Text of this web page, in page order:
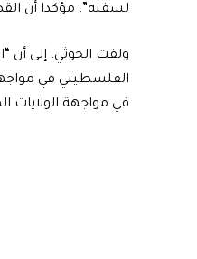
لسفنه”، مؤكدا أن
ولفت الحوثي، إلى أن
الفلسطيني في
في مواجهة الولايات